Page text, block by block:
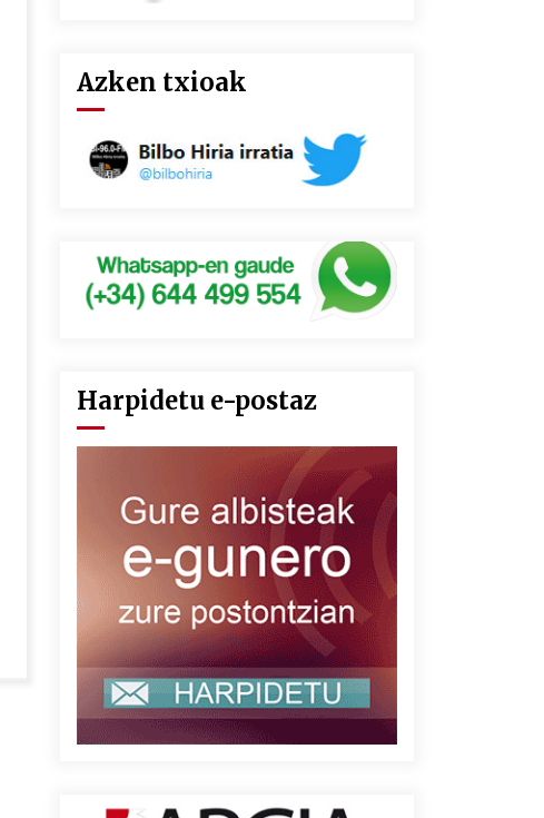
Azken txioak
Harpidetu e-postaz